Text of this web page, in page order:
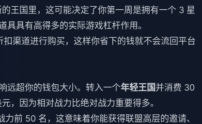
王国里，这可能决定了你第一周是拥有一个 3 星
具有高得多的实际游戏杠杆作用。
扣渠道进行购买，这样你省下的钱就不会流回平台
远超你的钱包大小。转入一个年轻王国并消费 30
，因为相对战力比绝对战力重要得多。
前 50 名，这意味着你能获得联盟高层的邀请、